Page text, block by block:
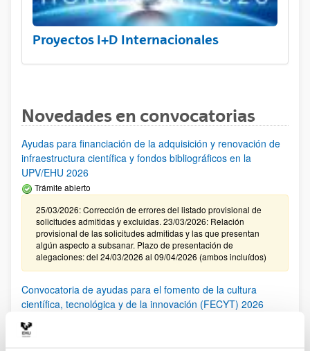
Proyectos I+D Internacionales
Novedades en convocatorias
Ayudas para financiación de la adquisición y renovación de
infraestructura científica y fondos bibliográficos en la
UPV/EHU 2026
Trámite abierto
25/03/2026: Corrección de errores del listado provisional de
solicitudes admitidas y excluidas. 23/03/2026: Relación
provisional de las solicitudes admitidas y las que presentan
algún aspecto a subsanar. Plazo de presentación de
alegaciones: del 24/03/2026 al 09/04/2026 (ambos incluídos)
Convocatoria de ayudas para el fomento de la cultura
científica, tecnológica y de la innovación (FECYT) 2026